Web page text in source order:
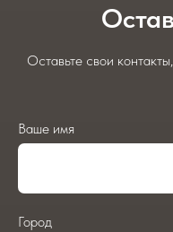
Оставьте свои
Ваше имя
Город